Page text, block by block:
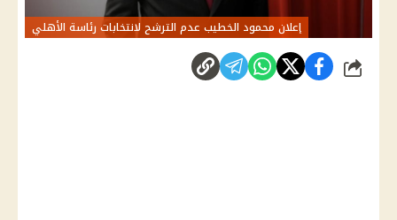
إعلان محمود الخطيب عدم الترشح لانتخابات رئاسة الأهلي
شارك